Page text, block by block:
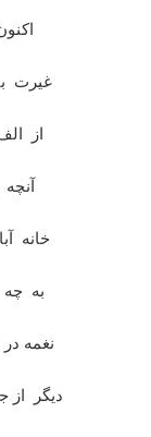
غیرت
از
خانه
به چه
نغمه
دیگر